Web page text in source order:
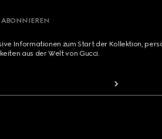
Informationen zum Start der Kollektion,
aus der Welt von Gucci.